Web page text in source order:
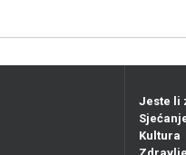
Jeste li
Kultura